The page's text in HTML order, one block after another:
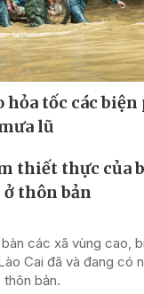
hỏa tốc các
lũ
thiết thực của
ở thôn bản
các xã vùng cao,
Cai đã và đang có
bản.